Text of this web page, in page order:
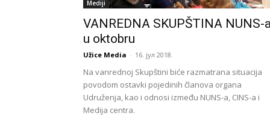
Mediji
VANREDNA SKUPŠTINA NUNS-
u oktobru
Užice Media - 16. јул 2018.
Na vanrednoj Skupštini biće razmatrana situacija
povodom ostavki pojedinih članova organa
Udruženja, kao i odnosi između NUNS-a, CINS-a i
Medija centra.